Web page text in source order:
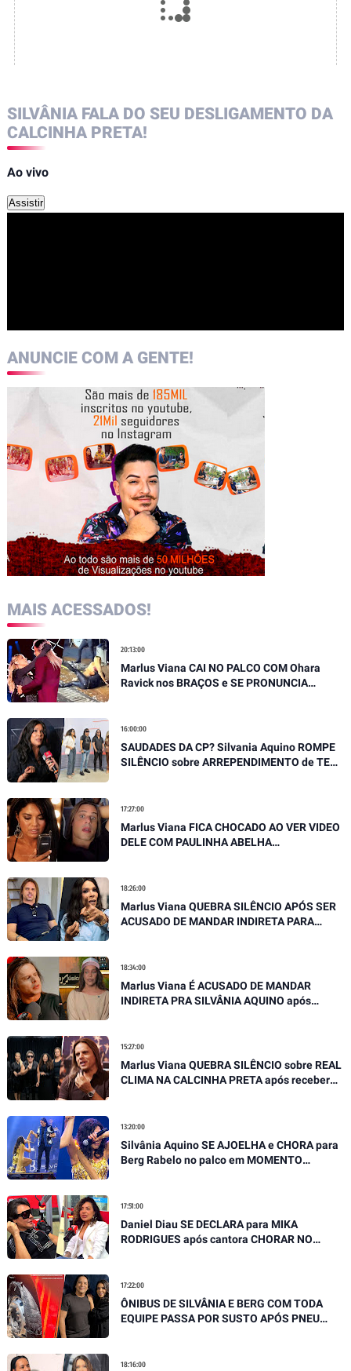
SILVÂNIA FALA DO SEU DESLIGAMENTO DA
CALCINHA PRETA!
Ao vivo
Assistir
ANUNCIE COM A GENTE!
MAIS ACESSADOS!
20:13:00
Marlus Viana CAI NO PALCO COM Ohara
Ravick nos BRAÇOS e SE PRONUNCIA
16:00:00
SAUDADES DA CP? Silvania Aquino ROMPE
SILÊNCIO sobre ARREPENDIMENTO de TER
17:27:00
Marlus Viana FICA CHOCADO AO VER VIDEO
DELE COM PAULINHA ABELHA
18:26:00
Marlus Viana QUEBRA SILÊNCIO APÓS SER
ACUSADO DE MANDAR INDIRETA PARA
18:34:00
Marlus Viana É ACUSADO DE MANDAR
INDIRETA PRA SILVÂNIA AQUINO após
15:27:00
Marlus Viana QUEBRA SILÊNCIO sobre REAL
CLIMA NA CALCINHA PRETA após receber
13:20:00
Silvânia Aquino SE AJOELHA e CHORA para
Berg Rabelo no palco em MOMENTO
17:51:00
Daniel Diau SE DECLARA para MIKA
RODRIGUES após cantora CHORAR NO
17:22:00
ÔNIBUS DE SILVÂNIA E BERG COM TODA
EQUIPE PASSA POR SUSTO APÓS PNEU
18:16:00